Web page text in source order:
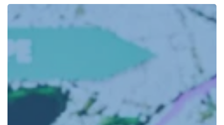
Conagua
acelera
obras
estratégicas
para
fortalecer
abastecimiento
de